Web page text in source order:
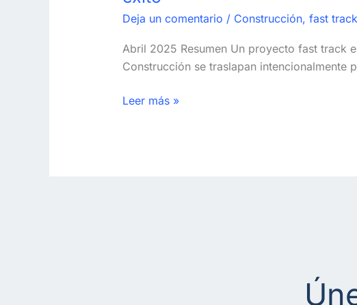
Deja un comentario / Construcción, fast track
Abril 2025 Resumen Un proyecto fast track
Construcción se traslapan
construcción:
cuándo
usarlos
y
gestionarlos
Leer más »